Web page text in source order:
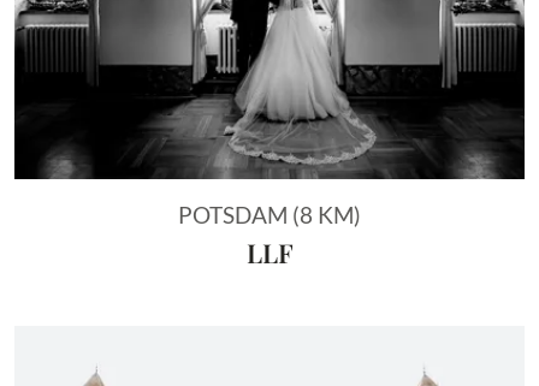
POTSDAM (8 KM)
LLF